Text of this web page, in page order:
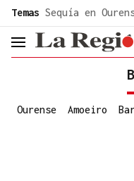
common.go-to-content
Temas Sequía en
header.menu.open
Ourense Amoeiro